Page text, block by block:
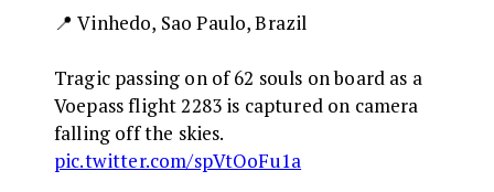
📍 Vinhedo, Sao Paulo, Brazil
Tragic passing on of 62 souls on board as a
Voepass flight 2283 is captured on camera
falling off the skies.
pic.twitter.com/spVtOoFu1a